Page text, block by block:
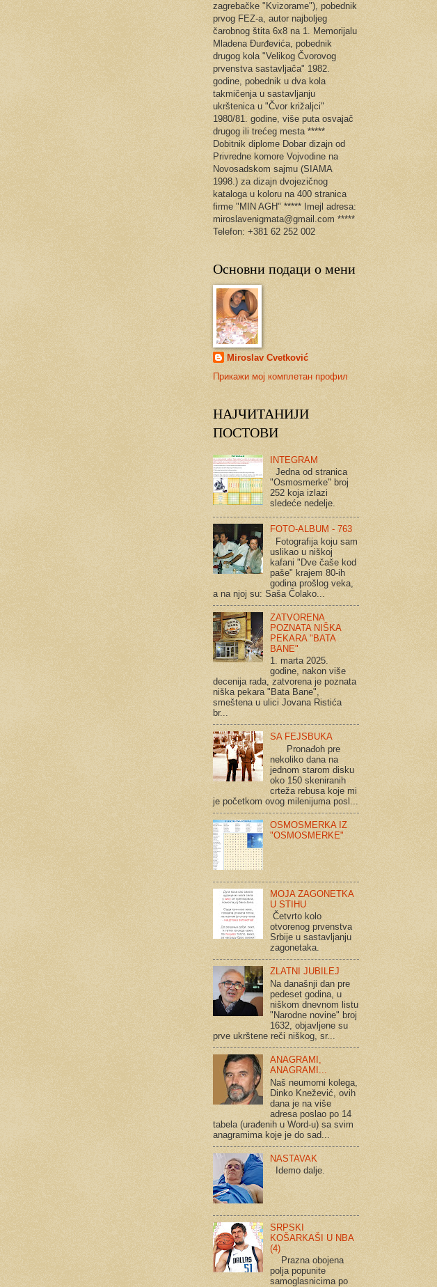
zagrebačke "Kvizorame"), pobednik
prvog FEZ-a, autor najboljeg
čarobnog štita 6x8 na 1. Memorijalu
Mladena Đurđevića, pobednik
drugog kola "Velikog Čvorovog
prvenstva sastavljača" 1982.
godine, pobednik u dva kola
takmičenja u sastavljanju
ukrštenica u "Čvor križaljci"
1980/81. godine, više puta osvajač
drugog ili trećeg mesta *****
Dobitnik diplome Dobar dizajn od
Privredne komore Vojvodine na
Novosadskom sajmu (SIAMA
1998.) za dizajn dvojezičnog
kataloga u koloru na 400 stranica
firme "MIN AGH" ***** Imejl adresa:
miroslavenigmata@gmail.com *****
Telefon: +381 62 252 002
Основни подаци о мени
Miroslav Cvetković
Прикажи мој комплетан профил
НАЈЧИТАНИЈИ
ПОСТОВИ
INTEGRAM
Jedna od stranica
"Osmosmerke" broj
252 koja izlazi
sledeće nedelje.
FOTO-ALBUM - 763
Fotografija koju sam
uslikao u niškoj
kafani "Dve čaše kod
paše" krajem 80-ih
godina prošlog veka,
a na njoj su: Saša Čolako...
ZATVORENA
POZNATA NIŠKA
PEKARA "BATA
BANE"
1. marta 2025.
godine, nakon više
decenija rada, zatvorena je poznata
niška pekara "Bata Bane",
smeštena u ulici Jovana Ristića
br...
SA FEJSBUKA
Pronađoh pre
nekoliko dana na
jednom starom disku
oko 150 skeniranih
crteža rebusa koje mi
je početkom ovog milenijuma posl...
OSMOSMERKA IZ
"OSMOSMERKE"
MOJA ZAGONETKA
U STIHU
Četvrto kolo
otvorenog prvenstva
Srbije u sastavljanju
zagonetaka.
ZLATNI JUBILEJ
Na današnji dan pre
pedeset godina, u
niškom dnevnom listu
"Narodne novine" broj
1632, objavljene su
prve ukrštene reči niškog, sr...
ANAGRAMI,
ANAGRAMI...
Naš neumorni kolega,
Dinko Knežević, ovih
dana je na više
adresa poslao po 14
tabela (urađenih u Word-u) sa svim
anagramima koje je do sad...
NASTAVAK
Idemo dalje.
SRPSKI
KOŠARKAŠI U NBA
(4)
Prazna obojena
polja popunite
samoglasnicima po